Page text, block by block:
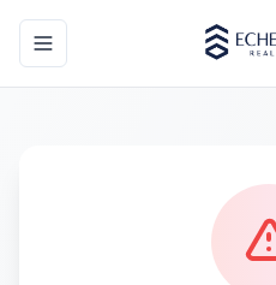
Toggle navigation menu